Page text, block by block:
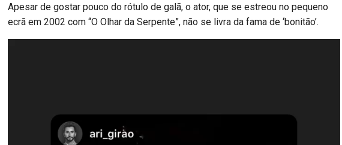
Apesar de gostar pouco do rótulo de galã, o ator, que se estreou no pequeno
ecrã em 2002 com “O Olhar da Serpente”, não se livra da fama de ‘bonitão’.